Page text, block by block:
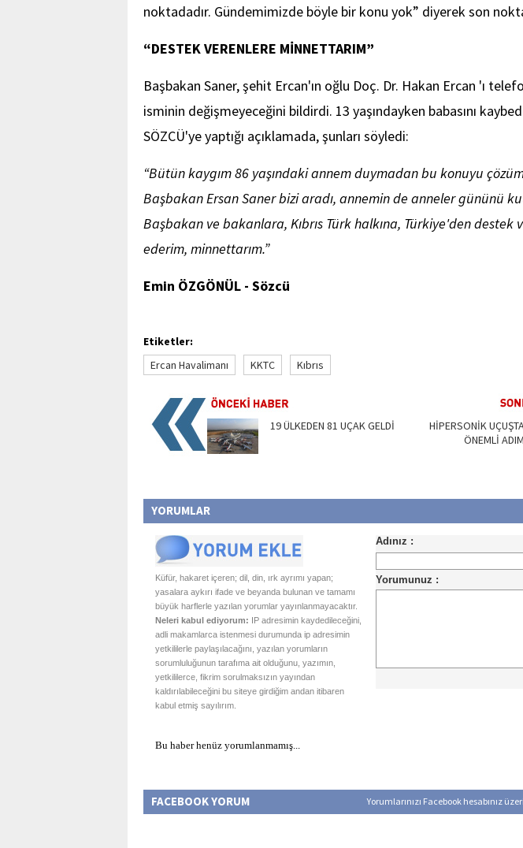
noktadadır. Gündemimizde böyle bir konu yok” diyerek son
“DESTEK VERENLERE MİNNETTARIM”
Başbakan Saner, şehit Ercan'ın oğlu Doç. Dr. Hakan Ercan 'ı
isminin değişmeyeceğini bildirdi. 13 yaşındayken babasını
SÖZCÜ'ye yaptığı açıklamada, şunları söyledi:
“Bütün kaygım 86 yaşındaki annem duymadan bu konuyu
Başbakan Ersan Saner bizi aradı, annemin de anneler gününü
Başbakan ve bakanlara, Kıbrıs Türk halkına, Türkiye'den destek
ederim, minnettarım.”
Emin ÖZGÖNÜL - Sözcü
Etiketler:
Ercan Havalimanı
KKTC Kıbrıs
19 ÜLKEDEN 81 UÇAK GELDİ
HİPERSONİK
ÖNEMLİ ADIM
YORUMLAR
Küfür, hakaret içeren; dil, din, ırk ayrımı yapan;
yasalara aykırı ifade ve beyanda bulunan ve tamamı
büyük harflerle yazılan yorumlar yayınlanmayacaktır.
Neleri kabul ediyorum: IP adresimin kaydedileceğini,
adli makamlarca istenmesi durumunda ip adresimin
yetkililerle paylaşılacağını, yazılan yorumların
sorumluluğunun tarafıma ait olduğunu, yazımın,
yetkililerce, fikrim sorulmaksızın yayından
kaldırılabileceğini bu siteye girdiğim andan itibaren
kabul etmiş sayılırım.
Bu haber henüz yorumlanmamış...
FACEBOOK YORUM Yorumlarınızı Facebook hesabınız